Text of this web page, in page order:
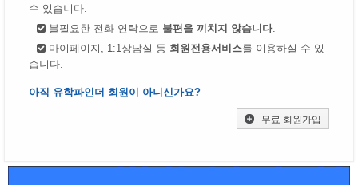
수 있습니다.
불필요한 전화 연락으로 불편을 끼치지 않습니다.
마이페이지, 1:1상담실 등 회원전용서비스를 이용하실 수 있
습니다.
아직 유학파인더 회원이 아니신가요?
무료 회원가입